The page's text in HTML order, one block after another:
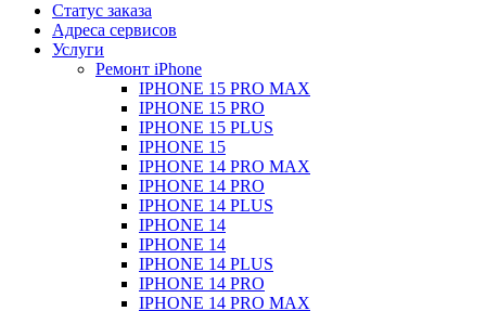
Статус заказа
Адреса сервисов
Услуги
Ремонт iPhone
IPHONE 15 PRO MAX
IPHONE 15 PRO
IPHONE 15 PLUS
IPHONE 15
IPHONE 14 PRO MAX
IPHONE 14 PRO
IPHONE 14 PLUS
IPHONE 14
IPHONE 14
IPHONE 14 PLUS
IPHONE 14 PRO
IPHONE 14 PRO MAX